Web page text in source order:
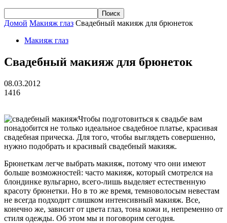
Домой Макияж глаз Свадебный макияж для брюнеток
Макияж глаз
Свадебный макияж для брюнеток
08.03.2012
1416
Чтобы подготовиться к свадьбе вам
понадобится не только идеальное свадебное платье, красивая
свадебная прическа. Для того, чтобы выглядеть совершенно,
нужно подобрать и красивый свадебный макияж.
Брюнеткам легче выбрать макияж, потому что они имеют
больше возможностей: часто макияж, который смотрелся на
блондинке вульгарно, всего-лишь выделяет естественную
красоту брюнетки. Но в то же время, темноволосым невестам
не всегда подходит слишком интенсивный макияж. Все,
конечно же, зависит от цвета глаз, тона кожи и, непременно от
стиля одежды. Об этом мы и поговорим сегодня.